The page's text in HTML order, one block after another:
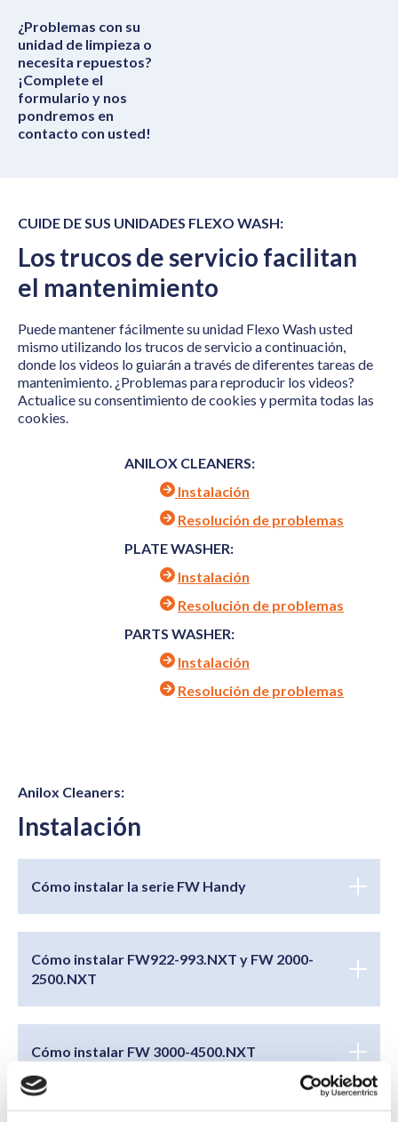
¿Problemas con su
unidad de limpieza o
necesita repuestos?
¡Complete el
formulario y nos
pondremos en
contacto con usted!
CUIDE DE SUS UNIDADES FLEXO WASH:
Los trucos de servicio facilitan
el mantenimiento
Puede mantener fácilmente su unidad Flexo Wash usted
mismo utilizando los trucos de servicio a continuación,
donde los videos lo guiarán a través de diferentes tareas de
mantenimiento. ¿Problemas para reproducir los videos?
Actualice su consentimiento de cookies y permita todas las
cookies.
ANILOX CLEANERS:
Instalación
Resolución de problemas
PLATE WASHER:
Instalación
Resolución de problemas
PARTS WASHER:
Instalación
Resolución de problemas
Anilox Cleaners:
Instalación
Cómo instalar la serie FW Handy
Cómo instalar FW922-993.NXT y FW 2000-
2500.NXT
Cómo instalar FW 3000-4500.NXT